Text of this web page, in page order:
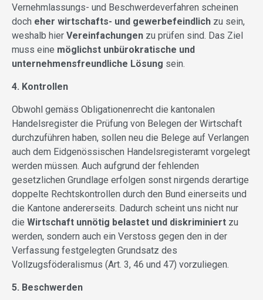
Vernehmlassungs- und Beschwerdeverfahren scheinen
doch eher wirtschafts- und gewerbefeindlich zu sein,
weshalb hier Vereinfachungen zu prüfen sind. Das Ziel
muss eine möglichst unbürokratische und
unternehmensfreundliche Lösung sein.
4. Kontrollen
Obwohl gemäss Obligationenrecht die kantonalen
Handelsregister die Prüfung von Belegen der Wirtschaft
durchzuführen haben, sollen neu die Belege auf Verlangen
auch dem Eidgenössischen Handelsregisteramt vorgelegt
werden müssen. Auch aufgrund der fehlenden
gesetzlichen Grundlage erfolgen sonst nirgends derartige
doppelte Rechtskontrollen durch den Bund einerseits und
die Kantone andererseits. Dadurch scheint uns nicht nur
die Wirtschaft unnötig belastet und diskriminiert zu
werden, sondern auch ein Verstoss gegen den in der
Verfassung festgelegten Grundsatz des
Vollzugsföderalismus (Art. 3, 46 und 47) vorzuliegen.
5. Beschwerden